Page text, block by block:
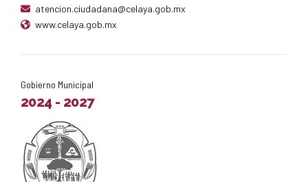
atencion.ciudadana@celaya.gob.mx
www.celaya.gob.mx
Gobierno Municipal
2024 - 2027